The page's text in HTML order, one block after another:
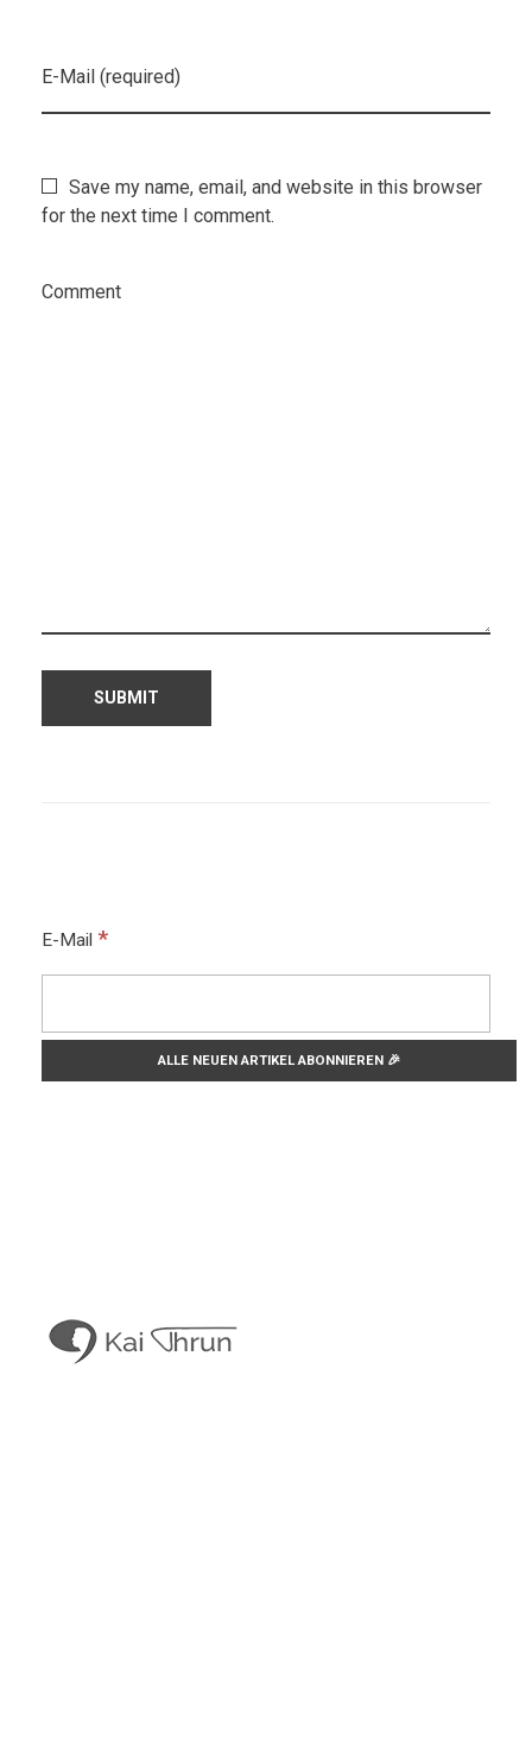
E-Mail (required)
Save my name, email, and website in this browser
for the next time I comment.
Comment
E-Mail *